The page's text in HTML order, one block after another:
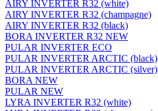
AIRY INVERTER R32 (white)
AIRY INVERTER R32 (champagne)
AIRY INVERTER R32 (black)
BORA INVERTER R32 NEW
PULAR INVERTER ECO
PULAR INVERTER ARCTIC (black)
PULAR INVERTER ARCTIC (silver)
BORA NEW
PULAR NEW
LYRA INVERTER R32 (white)